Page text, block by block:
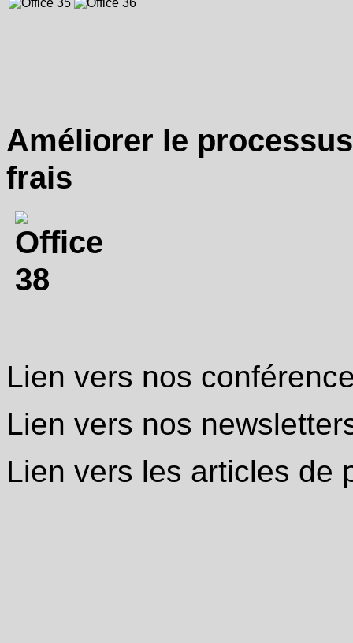
Améliorer le
frais
Lien vers nos
Lien vers nos
Lien vers les articles de